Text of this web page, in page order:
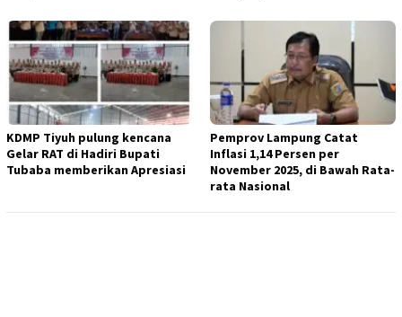
KDMP Tiyuh pulung kencana
Gelar RAT di Hadiri Bupati
Tubaba memberikan Apresiasi
Pemprov Lampung Catat
Inflasi 1,14 Persen per
November 2025, di Bawah Rata-
rata Nasional